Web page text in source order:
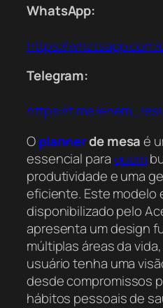
WhatsApp:
https://whatsapp.com/
Telegram:
https://t.me/
Oplannerde mesaé
essencial paraquem
produtividade e uma
eficiente. Este modelo
disponibilizado pelo
apresenta um design
múltiplas áreas da
usuário tenha uma
desde compromissos
hábitos pessoais de